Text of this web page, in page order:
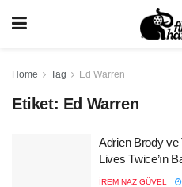
Home Tag Ed Warren
Etiket: Ed Warren
Adrien Brody ve
Lives Twice’ın
İREM NAZ GÜVEL